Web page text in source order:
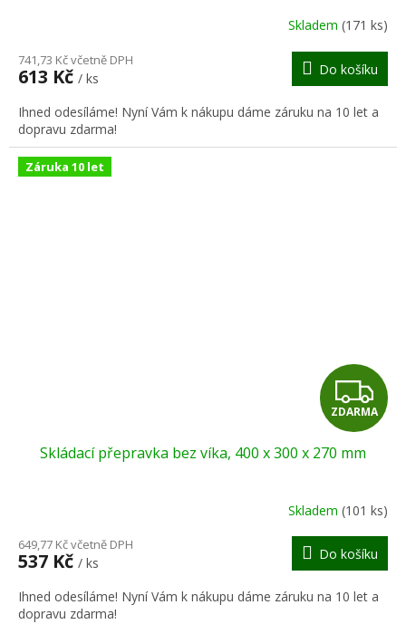
R
M
A
Skladem (171 ks)
741,73 Kč včetně DPH
613 Kč / ks
Do košíku
Ihned odesíláme! Nyní Vám k nákupu dáme záruku na 10 let a
dopravu zdarma!
Záruka 10 let
Z
D
R
M
A
ZDARMA
Skládací přepravka bez víka, 400 x 300 x 270 mm
Skladem (101 ks)
649,77 Kč včetně DPH
537 Kč / ks
Do košíku
Ihned odesíláme! Nyní Vám k nákupu dáme záruku na 10 let a
dopravu zdarma!